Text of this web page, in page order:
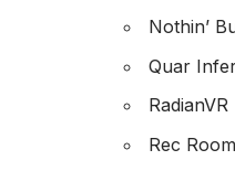
Nothin’
Quar
RadianVR
Rec Room